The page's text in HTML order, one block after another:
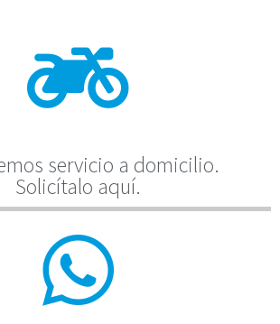
servicio a domicilio.
Solicítalo aquí.